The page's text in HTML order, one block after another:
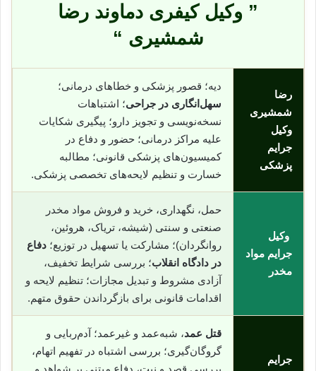
” وکیل کیفری دماوند رضا
شمشیری “
رضا
شمشیری
وکیل
جرایم
پزشکی
دیه؛ قصور پزشکی و خطاهای درمانی؛
سهل‌انگاری در جراحی؛ اشتباهات
نسخه‌نویسی و تجویز دارو؛ پیگیری شکایات
علیه مراکز درمانی؛ حضور و دفاع در
کمیسیون‌های پزشکی قانونی؛ مطالبه
خسارت و تنظیم لایحه‌های تخصصی پزشکی.
وکیل
جرایم مواد
مخدر
حمل، نگهداری، خرید و فروش مواد مخدر
صنعتی و سنتی (شیشه، تریاک، هروئین،
روانگردان)؛ مشارکت یا تسهیل در توزیع؛ دفاع
در دادگاه انقلاب؛ بررسی شرایط تخفیف،
آزادی مشروط و تبدیل مجازات؛ تنظیم لایحه و
اقدامات قانونی برای بازگرداندن حقوق متهم.
جرایم
قتل عمد، شبه‌عمد و غیرعمد؛ آدم‌ربایی و
گروگان‌گیری؛ بررسی اشتباه در تفهیم اتهام،
بررسی قصد و نیت، دفاع مبتنی بر شواهد و